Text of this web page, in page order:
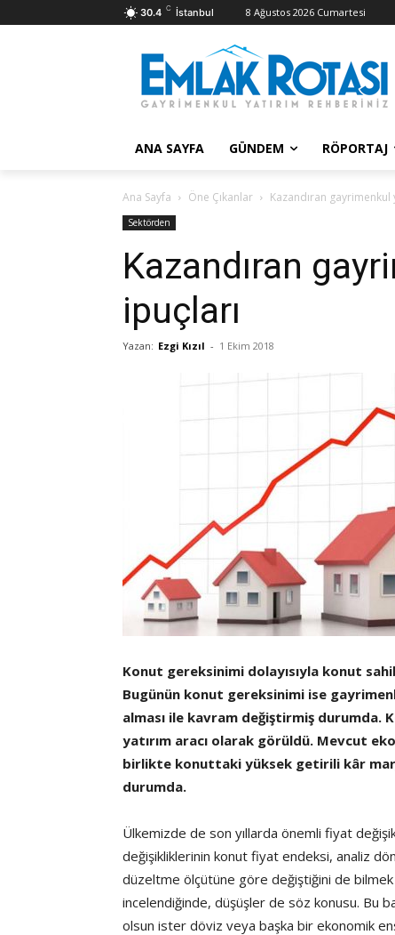
30.4 C İstanbul 8 Ağustos 2026 Cumartesi
ANA SAYFA GÜNDEM RÖPORTAJ
Ana Sayfa Öne Çıkanlar Kazandıran gayrimenkul
Sektörden
Kazandıran
ipuçları
Yazan: Ezgi Kızıl - 1 Ekim 2018
Konut gereksinimi dolayısıyla konut
Bugünün konut gereksinimi ise
alması ile kavram değiştirmiş durumda.
yatırım aracı olarak görüldü. Mevcut
birlikte konuttaki yüksek getirili kâr
durumda.
Ülkemizde de son yıllarda önemli fiyat
değişikliklerinin konut fiyat endeksi, analiz
düzeltme ölçütüne göre değiştiğini de
incelendiğinde, düşüşler de söz konusu. Bu
olsun ister döviz veya başka bir ekonomik